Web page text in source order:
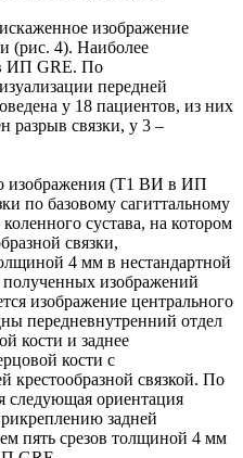
изображение
(рис. 4). Наиболее
ИП GRE. По
передней
у 18 пациентов, из них
разрыв связки, у 3 –
изображения (Т1 ВИ в ИП
по базовому сагиттальному
сустава, на котором
связки,
4 мм в нестандартной
изображений
изображение центрального
передневнутренний отдел
кости и заднее
кости с
крестообразной связкой. По
следующая ориентация
задней
пять срезов толщиной 4 мм